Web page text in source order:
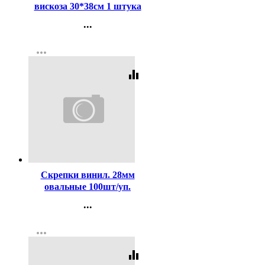
вискоза 30*38см 1 штука
...
Регистрация
more_horiz
equalizer
Скрепки винил. 28мм
овальные 100шт/уп.
арт.4135324
...
Регистрация
more_horiz
equalizer